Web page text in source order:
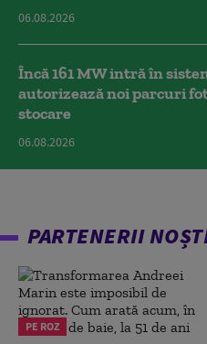
06.08.2026
Încă 161 MW intră în
autorizează noi parcuri
stocare
06.08.2026
PARTENERII
PE ROZ